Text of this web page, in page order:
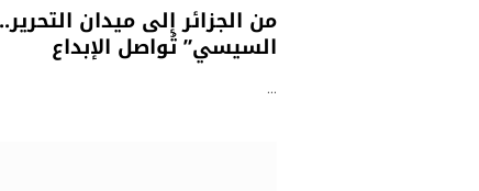
من الجزائر إلى ميدان
السيسي” تُواصل الإبداع
…